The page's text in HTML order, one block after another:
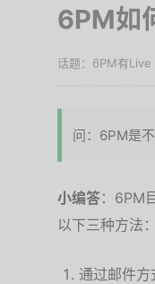
6PM如
6PM有Live
问：6PM是
小编答：6PM
以下三种方法：
通过邮件方